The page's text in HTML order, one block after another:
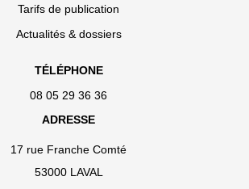
Tarifs de publication
Actualités & dossiers
TÉLÉPHONE
08 05 29 36 36
ADRESSE
17 rue Franche Comté
53000 LAVAL